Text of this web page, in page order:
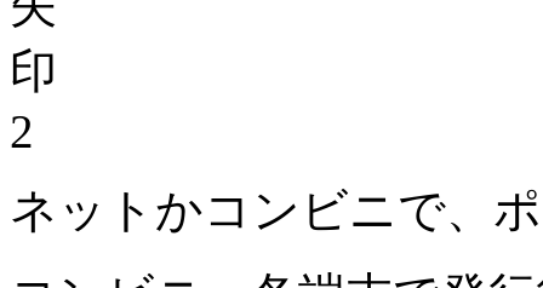
2
ネットかコンビニで、